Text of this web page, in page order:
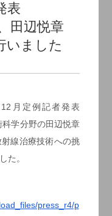
表
田辺悦章
いました
月定例記者発表
科学分野の田辺悦章
線治療技術への挑
た。
press_r4/p